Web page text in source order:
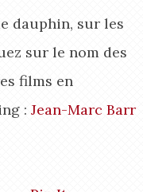
dauphin, sur les
sur le nom des
films en
: Jean-Marc Barr